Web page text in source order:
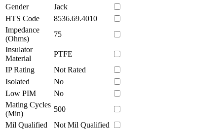
Gender
Jack
HTS Code
8536.69.4010
Impedance
(Ohms)
75
Insulator
Material
PTFE
IP Rating
Not Rated
Isolated
No
Low PIM
No
Mating Cycles
(Min)
500
Mil Qualified
Not Mil Qualified